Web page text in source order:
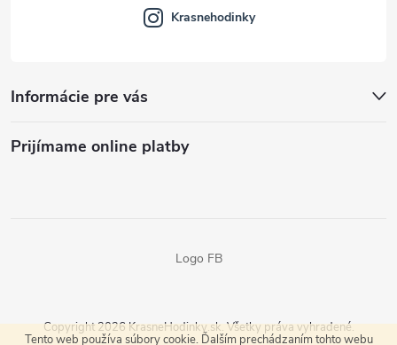
Tento web používa súbory cookie. Ďalším prechádzaním tohto webu
Informácie pre vás
Prijímame online platby
Krasnehodinky
Logo FB
Copyright 2026 KrasneHodinky.sk. Všetky práva vyhradené.